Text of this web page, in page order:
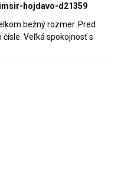
hojdavo-d21359
bežný rozmer. Pred
Veľká spokojnosť s